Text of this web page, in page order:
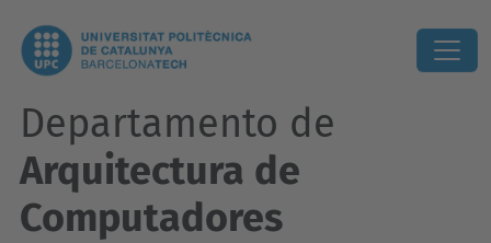
Departamento de
Arquitectura de
Computadores